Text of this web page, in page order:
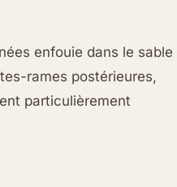
enfouie dans le sable
rames postérieures,
particulièrement